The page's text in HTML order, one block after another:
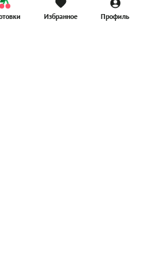
Избранное Профиль